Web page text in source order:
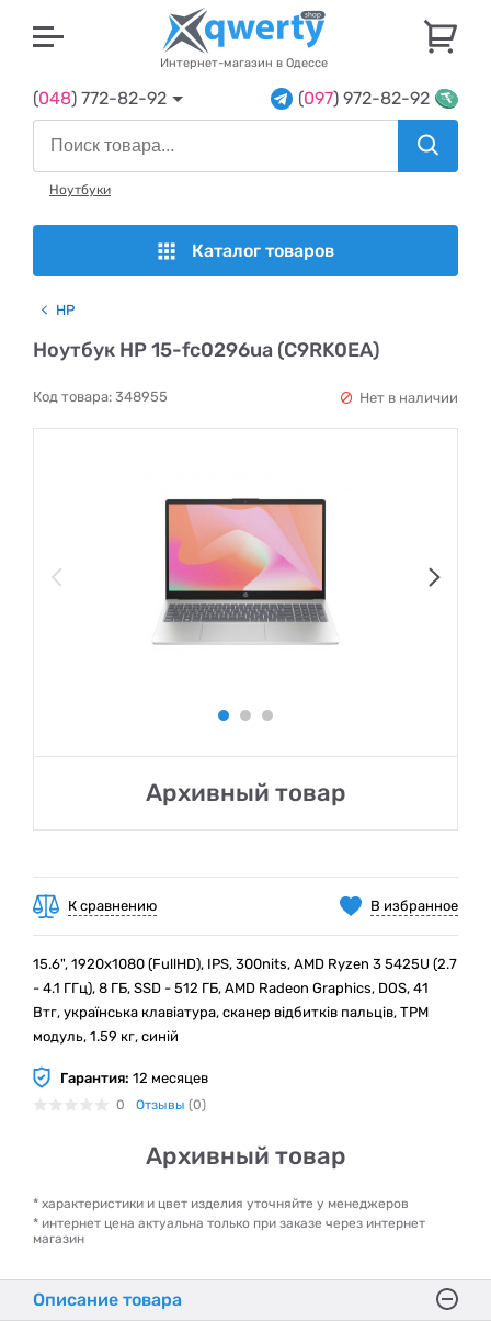
Интернет-магазин в Одессе
(048) 772-82-92 (097) 972-82-92
Ноутбуки
Каталог товаров
HP
Ноутбук HP 15-fc0296ua (C9RK0EA)
Код товара: 348955 Нет в наличии
Архивный товар
В избранное
К сравнению
15.6", 1920х1080 (FullHD), IPS, 300nits, AMD Ryzen 3 5425U (2.7
- 4.1 ГГц), 8 ГБ, SSD - 512 ГБ, AMD Radeon Graphics, DOS, 41
Втг, українська клавіатура, сканер відбитків пальців, TPM
модуль, 1.59 кг, синій
Гарантия: 12 месяцев
0 Отзывы (0)
Архивный товар
* характеристики и цвет изделия уточняйте у менеджеров
* интернет цена актуальна только при заказе через интернет
магазин
Описание товара